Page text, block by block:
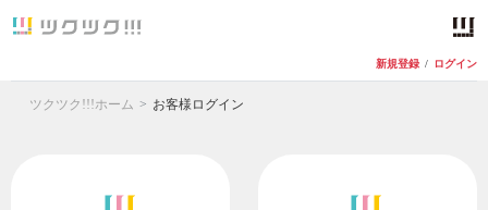
新規登録 / ログイン
ツクツク!!!ホーム お客様ログイン